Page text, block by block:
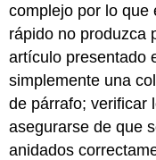
complejo por lo que
rápido no produzca
artículo presentado
simplemente una
de párrafo; verificar
asegurarse de que
anidados